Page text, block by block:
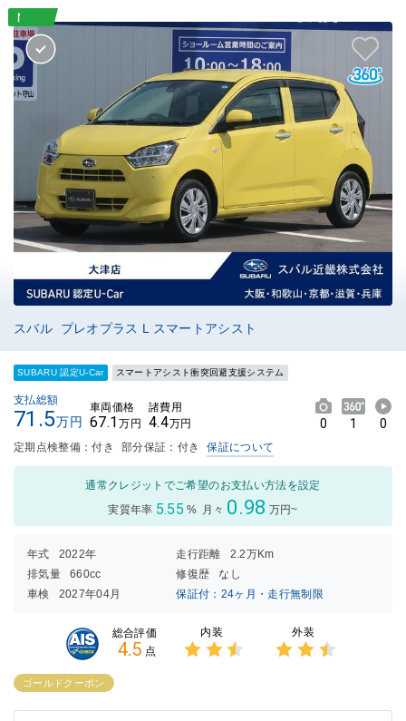
スバル プレオプラス L スマートアシスト
SUBARU 認定U-Car スマートアシスト衝突回避支援システム
支払総額
71.5万円
車両価格
67.1 万円
諸費用
4.4万円 0 1 0
定期点検整備：付き 部分保証：付き 保証について
通常クレジットでご希望のお支払い方法を設定
実質年率 5.55 % 月々 0.98 万円~
年式 2022年 走行距離
2.2万Km
排気量
660cc 修復歴
なし
車検
2027年04月 保証付：24ヶ月・走行無制限
総合評価
4.5 点
内装 外装
ゴールドクーポン